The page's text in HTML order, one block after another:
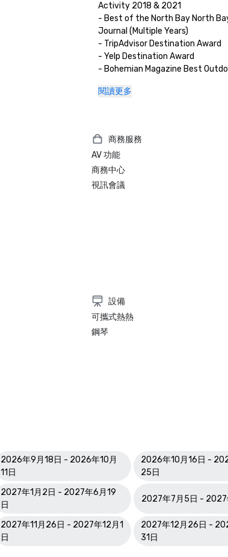
Activity 2018 & 2021
- Best of the North Bay North
Journal (Multiple Years)
- TripAdvisor Destination Award
- Yelp Destination Award
- Bohemian Magazine Best
閱讀更多
商務服務
AV 功能
商務中心
視訊會議
設備
可攜式熱熱
鋼琴
2026年9月18日 - 2026年10月
11日
2026年10月16日 -
25日
2027年1月2日 - 2027年6月19
日
2027年7月5日 - 2027
2027年11月26日 - 2027年12月1
日
2027年12月26日 -
31日